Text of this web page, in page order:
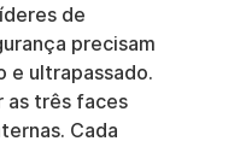
de
precisam
e ultrapassado.
as três faces
Cada